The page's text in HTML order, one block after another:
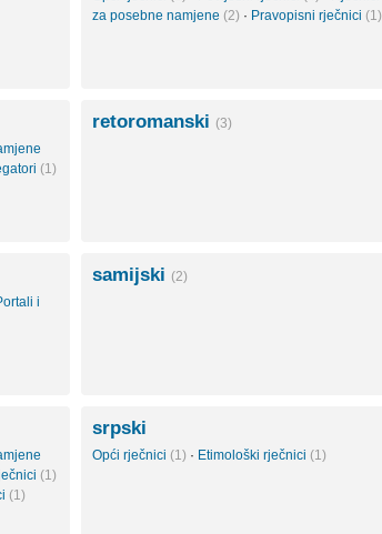
za posebne namjene (2) · Pravopisni rječnici (1)
(1)
retoromanski (3)
i
samijski (2)
(1)
(1)
srpski
Opći rječnici (1) · Etimološki rječnici (1)